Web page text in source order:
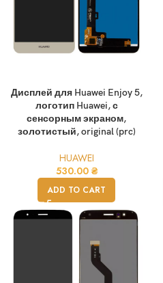
Дисплей для Huawei Enjoy 5,
логотип Huawei, с
сенсорным экраном,
золотистый, original (prc)
HUAWEI
530.00 ₴
ADD TO CART